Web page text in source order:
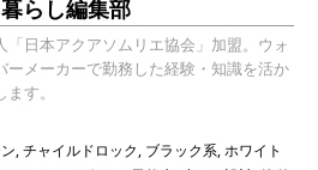
らし編集部
「日本アクアソムリエ協会」加盟。ウォ
ーメーカーで勤務した経験・知識を活か
す。
,チャイルドロック, ブラック系,ホワイト